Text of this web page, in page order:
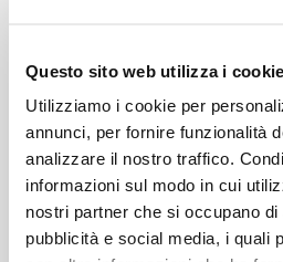
Questo sito web utilizza i cookie
Utilizziamo i cookie per
annunci, per fornire funzionalità
analizzare il nostro traffico.
informazioni sul modo in cui
nostri partner che si occupano
pubblicità e social media, i quali
quando malattie spietate
patologie? Dov’è Dio, di
dubbiosi e degli afflitti
Esistono domande per le
umane. Possiamo solo
“Dio è in loro”, Gesù è in loro,
profondamente identificato
così unito ad essi, quasi da